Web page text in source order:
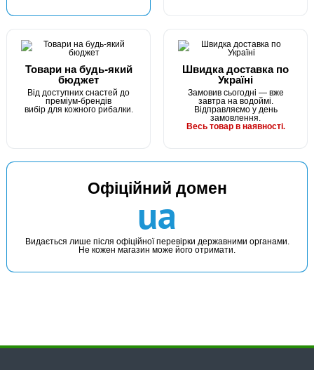
Товари на будь-який
бюджет
Від доступних снастей до
преміум-брендів
вибір для кожного рибалки.
Швидка доставка по
Україні
Замовив сьогодні — вже
завтра на водоймі.
Відправляємо у день
замовлення.
Весь товар в наявності.
Офіційний домен
ua
Видається лише після офіційної перевірки державними органами.
Не кожен магазин може його отримати.